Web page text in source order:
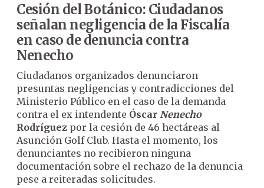
Cesión del Botánico: Ciudadanos
señalan negligencia de la Fiscalía
en caso de denuncia contra
Nenecho
Ciudadanos organizados denunciaron
presuntas negligencias y contradicciones del
Ministerio Público en el caso de la demanda
contra el ex intendente Óscar Nenecho
Rodríguez por la cesión de 46 hectáreas al
Asunción Golf Club. Hasta el momento, los
denunciantes no recibieron ninguna
documentación sobre el rechazo de la denuncia
pese a reiteradas solicitudes.